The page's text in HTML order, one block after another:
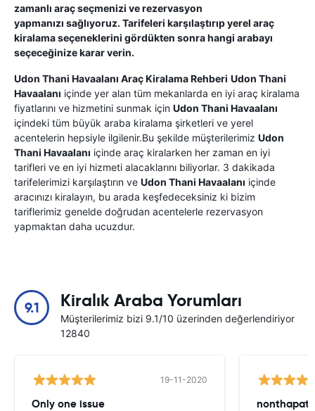
zamanlı araç seçmenizi ve rezervasyon
yapmanızı sağlıyoruz. Tarifeleri karşılaştırıp yerel araç
kiralama seçeneklerini gördükten sonra hangi arabayı
seçeceğinize karar verin.
Udon Thani Havaalanı Araç Kiralama Rehberi Udon Thani
Havaalanı içinde yer alan tüm mekanlarda en iyi araç kiralama
fiyatlarını ve hizmetini sunmak için Udon Thani Havaalanı
içindeki tüm büyük araba kiralama şirketleri ve yerel
acentelerin hepsiyle ilgilenir.Bu şekilde müşterilerimiz Udon
Thani Havaalanı içinde araç kiralarken her zaman en iyi
tarifleri ve en iyi hizmeti alacaklarını biliyorlar. 3 dakikada
tarifelerimizi karşılaştırın ve Udon Thani Havaalanı içinde
aracınızı kiralayın, bu arada keşfedeceksiniz ki bizim
tariflerimiz genelde doğrudan acentelerle rezervasyon
yapmaktan daha ucuzdur.
9.1 Kiralık Araba Yorumları
Müşterilerimiz bizi 9.1/10 üzerinden değerlendiriyor
12840
19-11-2020
Only one issue nonthapat